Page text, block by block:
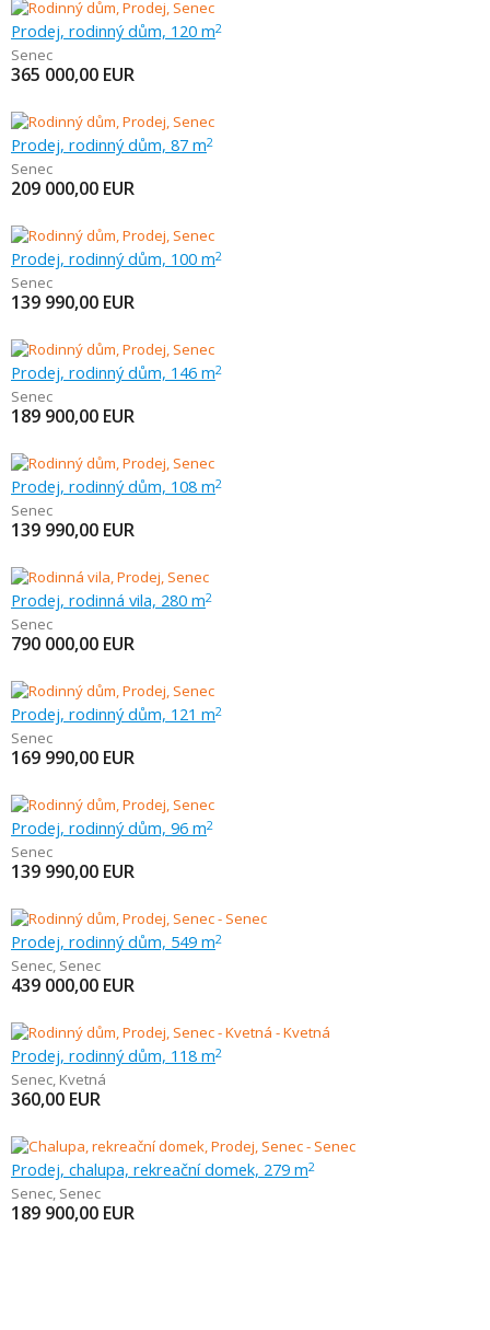
Prodej, rodinný dům, 120 m2
Senec
365 000,00 EUR
Prodej, rodinný dům, 87 m2
Senec
209 000,00 EUR
Prodej, rodinný dům, 100 m2
Senec
139 990,00 EUR
Prodej, rodinný dům, 146 m2
Senec
189 900,00 EUR
Prodej, rodinný dům, 108 m2
Senec
139 990,00 EUR
Prodej, rodinná vila, 280 m2
Senec
790 000,00 EUR
Prodej, rodinný dům, 121 m2
Senec
169 990,00 EUR
Prodej, rodinný dům, 96 m2
Senec
139 990,00 EUR
Prodej, rodinný dům, 549 m2
Senec, Senec
439 000,00 EUR
Prodej, rodinný dům, 118 m2
Senec, Kvetná
360,00 EUR
Prodej, chalupa, rekreační domek, 279 m2
Senec, Senec
189 900,00 EUR